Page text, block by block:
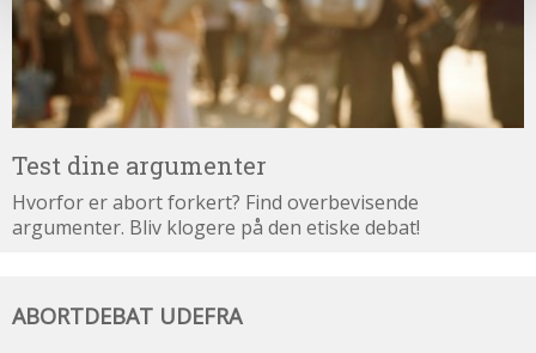
Test dine argumenter
Hvorfor er abort forkert? Find overbevisende
argumenter. Bliv klogere på den etiske debat!
udefra
ABORTDEBAT UDEFRA